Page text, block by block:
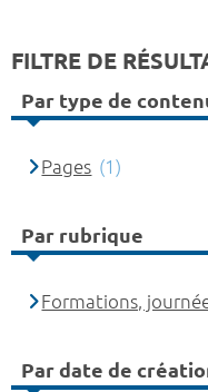
FILTRE DE
Par type de
Pages (1)
Par rubrique
Formations,
Par date de